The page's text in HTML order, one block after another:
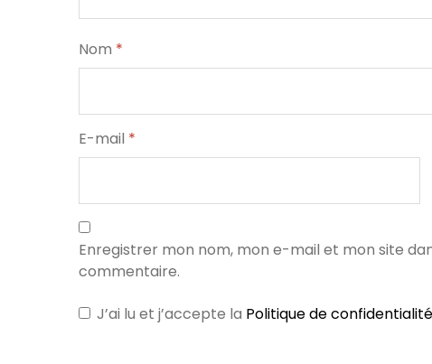
Nom *
E-mail *
Enregistrer mon nom, mon e-mail et mon site
commentaire.
J’ai lu et j’accepte la Politique de confidentialité